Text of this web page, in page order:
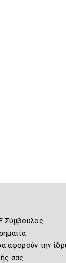
Σύμβουλος
αφορούν την
σας.